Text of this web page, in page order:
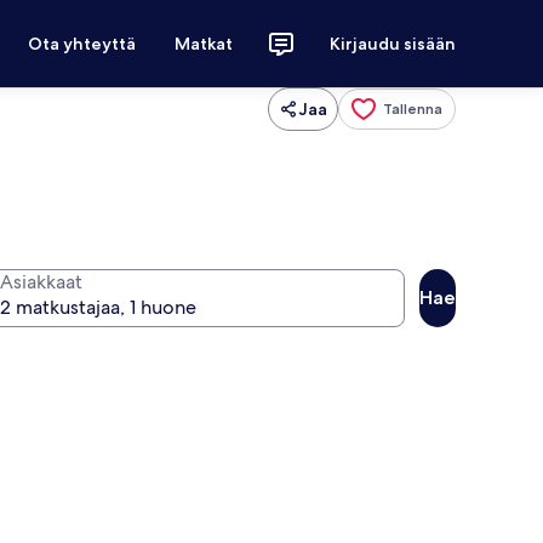
Ota yhteyttä Matkat Kirjaudu sisään
Jaa Tallenna
Asiakkaat
Hae